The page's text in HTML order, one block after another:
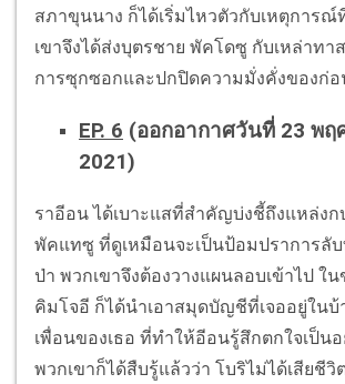
สภาขุนนาง ก็ได้เริ่มไหวตัวกับเหตุการ
เขาจึงได้ส่งบุตรชาย พัคโดซู กับเหล่าทา
การซุกซอกและปกปิดความมั่งคั่งของก่อ
EP. 6 (ออกอากาศวันที่ 23 พฤ
2021)
ราอีอน ได้เบาะแสที่สำคัญบ่งชี้ถึงแหล่ง
พัคแทซู ที่ดูเหมือนจะเป็นป้อมปราการลั
ป่า พวกเขาจึงต้องวางแผนลอบเข้าไป ใ
คิมโจอี ก็ได้นำเอาสมุดบัญชีที่เจออยู่ในบ้
เพื่อนของเธอ ที่ทำให้อีอนรู้สึกตกใจเป็น
พวกเขาก็ได้สืบรู้แล้วว่า โบริไม่ได้เสียชีวิ